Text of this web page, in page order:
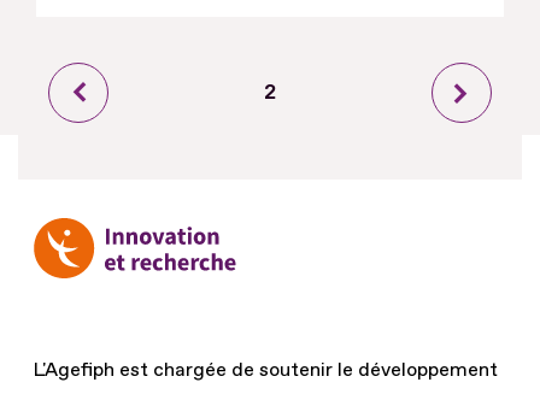
Page Page
2 Page
L'Agefiph est chargée de soutenir le développement